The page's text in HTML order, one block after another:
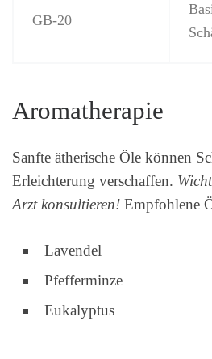
GB-20
Aromatherapie
Sanfte ätherische Öle können
Erleichterung verschaffen.
Arzt konsultieren! Empfohlene
Lavendel
Pfefferminze
Eukalyptus